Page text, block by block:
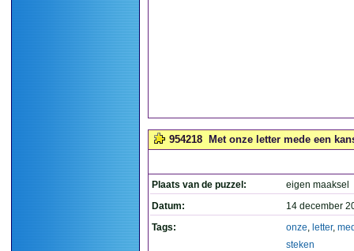
954218 Met onze letter mede een
Plaats van de puzzel:
eigen maaksel
Datum:
14 december
Tags:
onze, letter,
steken